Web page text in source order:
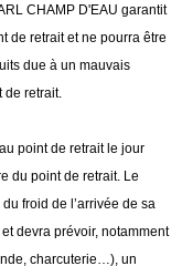
CHAMP D'EAU garantit
de retrait et ne pourra être
due à un mauvais
de retrait.
point de retrait le jour
du point de retrait. Le
froid de l’arrivée de sa
devra prévoir, notamment
charcuterie…), un